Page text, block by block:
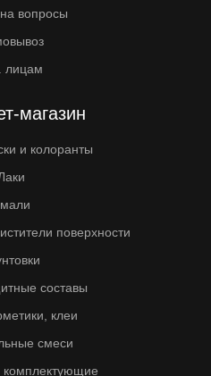
вопросы
лицам
магазин
и колоранты
поверхности
составы
клеи
смеси
комплектующие